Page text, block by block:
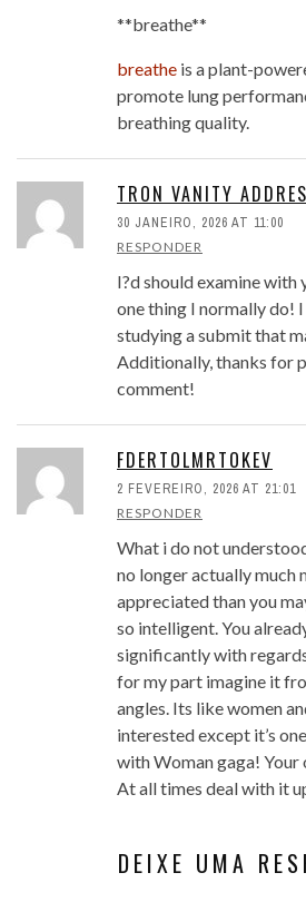
**breathe**
breathe is a plant-
promote lung
breathing quality.
TRON VANITY
30 JANEIRO, 2026 AT 11:00
RESPONDER
I?d should examine with
one thing I normally do!
studying a submit that
Additionally, thanks for
comment!
FDERTOLMRTOKEV
2 FEVEREIRO, 2026 AT 21:01
RESPONDER
What i do not
no longer actually much
appreciated than you
so intelligent. You
significantly with
for my part imagine it
angles. Its like women
interested except it’s
with Woman gaga!
At all times deal with it
DEIXE UMA